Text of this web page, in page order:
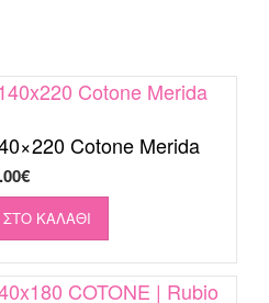
Cotone Merida
€
ΚΑΛΆΘΙ